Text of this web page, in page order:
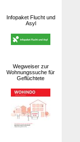
Infopaket Flucht und
Asyl
Wegweiser zur
Wohnungssuche für
Geflüchtete